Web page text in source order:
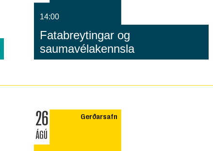
14:00
Fatabreytingar og
saumavélakennsla
26
ÁGÚ
Gerðarsafn